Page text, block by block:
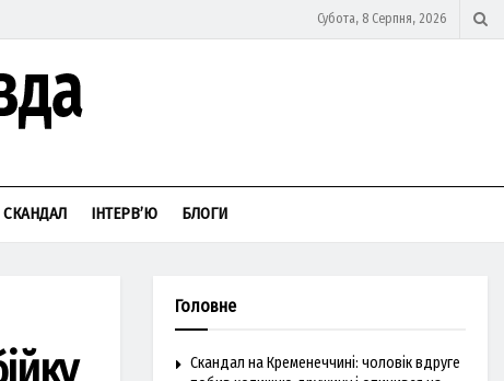
Субота, 8 Серпня, 2026
СКАНДАЛ ІНТЕРВ’Ю БЛОГИ
Головне
Скандал на Кременеччині: чоловік вдруге